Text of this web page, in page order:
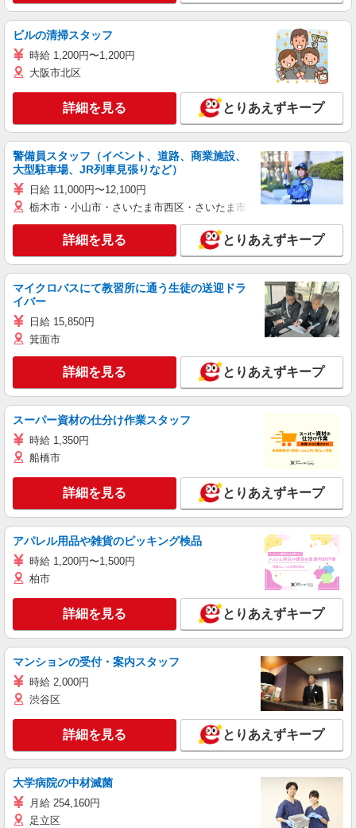
ビルの清掃スタッフ
時給 1,200円〜1,200円
大阪市北区
詳細を見る とりあえずキープ
警備員スタッフ（イベント、道路、商業施設、
大型駐車場、JR列車見張りなど）
日給 11,000円〜12,100円
栃木市・小山市・さいたま市西区・さいたま市岩槻区・久喜市・蓮田
詳細を見る とりあえずキープ
マイクロバスにて教習所に通う生徒の送迎ドラ
イバー
日給 15,850円
箕面市
詳細を見る とりあえずキープ
スーパー資材の仕分け作業スタッフ
時給 1,350円
船橋市
詳細を見る とりあえずキープ
アパレル用品や雑貨のピッキング検品
時給 1,200円〜1,500円
柏市
詳細を見る とりあえずキープ
マンションの受付・案内スタッフ
時給 2,000円
渋谷区
詳細を見る とりあえずキープ
大学病院の中材滅菌
月給 254,160円
足立区